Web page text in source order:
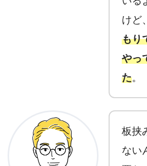
けど、
もり
やっ
た。
板挟
ない